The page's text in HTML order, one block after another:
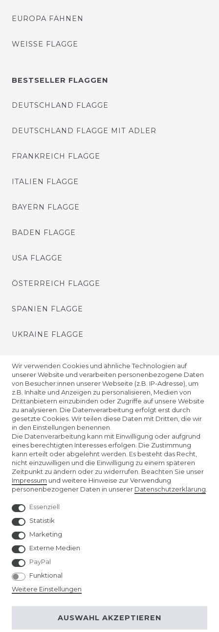
EUROPA FAHNEN
WEISSE FLAGGE
BESTSELLER FLAGGEN
DEUTSCHLAND FLAGGE
DEUTSCHLAND FLAGGE MIT ADLER
FRANKREICH FLAGGE
ITALIEN FLAGGE
BAYERN FLAGGE
BADEN FLAGGE
USA FLAGGE
ÖSTERREICH FLAGGE
SPANIEN FLAGGE
UKRAINE FLAGGE
Unser Affiliate-Programm bei ADCELL
Wir verwenden Cookies und ähnliche Technologien auf
unserer Website und verarbeiten personenbezogene Daten
von Besucher:innen unserer Webseite (z.B. IP-Adresse), um
z.B. Inhalte und Anzeigen zu personalisieren, Medien von
Drittanbietern einzubinden oder Zugriffe auf unsere Website
zu analysieren. Die Datenverarbeitung erfolgt erst durch
gesetzte Cookies. Wir teilen diese Daten mit Dritten, die wir
in den Einstellungen benennen.
Die Datenverarbeitung kann mit Einwilligung oder aufgrund
eines berechtigten Interesses erfolgen. Die Zustimmung
kann erteilt oder abgelehnt werden. Es besteht das Recht,
nicht einzuwilligen und die Einwilligung zu einem späteren
Zeitpunkt zu ändern oder zu widerrufen. Beachten Sie unser
Impressum und weitere Hinweise zur Verwendung
personenbezogener Daten in unserer Daten­schutz­erklärung
Essenziell
Statistik
Marketing
Externe Medien
PayPal
Funktional
Weitere Einstellungen
AUSWAHL AKZEPTIEREN